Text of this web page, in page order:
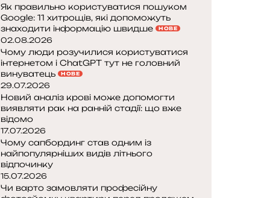
Як правильно користуватися пошуком
Google: 11 хитрощів, які допоможуть
знаходити інформацію швидше
НОВЕ
02.08.2026
Чому люди розучилися користуватися
інтернетом і ChatGPT тут не головний
винуватець
НОВЕ
29.07.2026
Новий аналіз крові може допомогти
виявляти рак на ранній стадії: що вже
відомо
17.07.2026
Чому сапбординг став одним із
найпопулярніших видів літнього
відпочинку
15.07.2026
Чи варто замовляти професійну